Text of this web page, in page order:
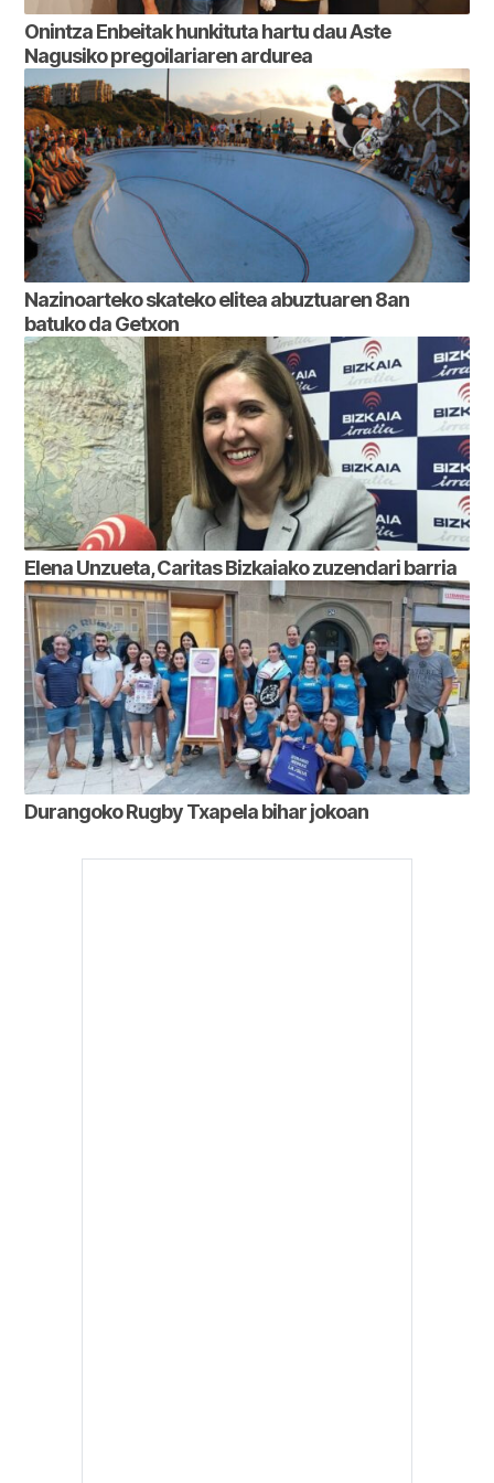
Onintza Enbeitak hunkituta hartu dau Aste
Nagusiko pregoilariaren ardurea
Nazinoarteko skateko elitea abuztuaren 8an
batuko da Getxon
Elena Unzueta, Caritas Bizkaiako zuzendari barria
Durangoko Rugby Txapela bihar jokoan